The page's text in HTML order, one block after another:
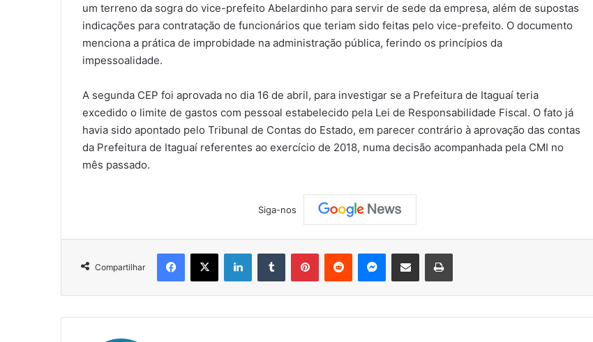
um terreno da sogra do vice-prefeito Abelardinho para servir de sede da empresa, além de supostas
indicações para contratação de funcionários que teriam sido feitas pelo vice-prefeito. O documento
menciona a prática de improbidade na administração pública, ferindo os princípios da
impessoalidade.
A segunda CEP foi aprovada no dia 16 de abril, para investigar se a Prefeitura de Itaguaí teria
excedido o limite de gastos com pessoal estabelecido pela Lei de Responsabilidade Fiscal. O fato já
havia sido apontado pelo Tribunal de Contas do Estado, em parecer contrário à aprovação das contas
da Prefeitura de Itaguaí referentes ao exercício de 2018, numa decisão acompanhada pela CMI no
mês passado.
Siga-nos
Compartilhar